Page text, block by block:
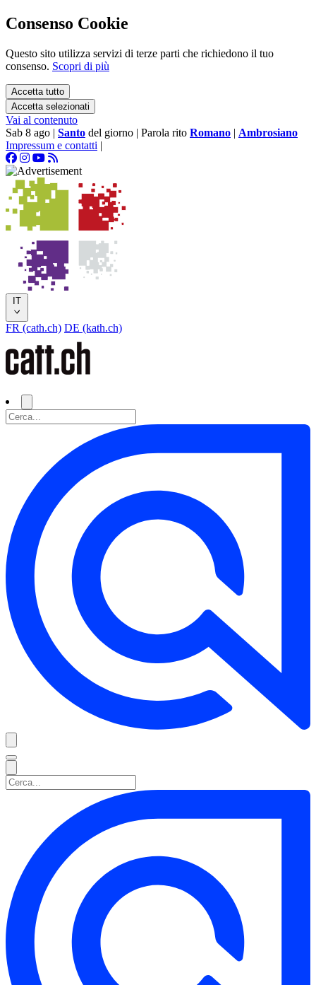
Consenso Cookie
Questo sito utilizza servizi di terze parti che richiedono il tuo
consenso. Scopri di più
Accetta tutto
Accetta selezionati
Vai al contenuto
Sab 8 ago | Santo del giorno | Parola rito Romano | Ambrosiano
Impressum e contatti |
IT
FR (cath.ch) DE (kath.ch)